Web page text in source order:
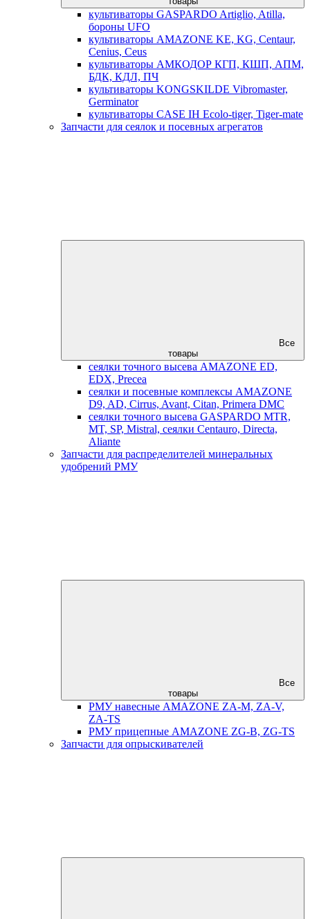
культиваторы GASPARDO Artiglio, Atilla,
бороны UFO
культиваторы AMAZONE KE, KG, Centaur,
Cenius, Ceus
культиваторы АМКОДОР КГП, КШП, АПМ,
БДК, КДЛ, ПЧ
культиваторы KONGSKILDE Vibromaster,
Germinator
культиваторы CASE IH Ecolo-tiger, Tiger-mate
Запчасти для сеялок и посевных агрегатов
Все
товары
сеялки точного высева AMAZONE ED,
EDX, Precea
сеялки и посевные комплексы AMAZONE
D9, AD, Cirrus, Avant, Citan, Primera DMC
сеялки точного высева GASPARDO MTR,
MT, SP, Mistral, сеялки Centauro, Directa,
Aliante
Запчасти для распределителей минеральных
удобрений РМУ
Все
товары
РМУ навесные AMAZONE ZA-M, ZA-V,
ZA-TS
РМУ прицепные AMAZONE ZG-B, ZG-TS
Запчасти для опрыскивателей